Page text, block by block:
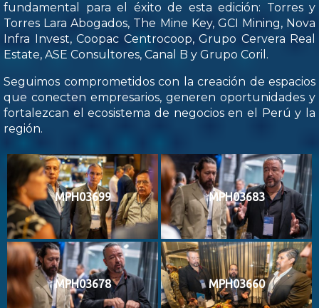
fundamental para el éxito de esta edición: Torres y
Torres Lara Abogados, The Mine Key, GCI Mining, Nova
Infra Invest, Coopac Centrocoop, Grupo Cervera Real
Estate, ASE Consultores, Canal B y Grupo Coril.
Seguimos comprometidos con la creación de espacios
que conecten empresarios, generen oportunidades y
fortalezcan el ecosistema de negocios en el Perú y la
región.
MPH03699 MPH03683
MPH03678 MPH03660